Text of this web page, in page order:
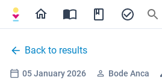
Back to results
05 January 2026 Bode Anca